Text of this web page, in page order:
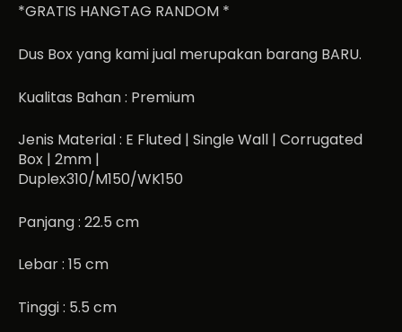
*GRATIS HANGTAG RANDOM *
Dus Box yang kami jual merupakan barang BARU.
Kualitas Bahan : Premium
Jenis Material : E Fluted | Single Wall | Corrugated
Box | 2mm |
Duplex310/M150/WK150
Panjang : 22.5 cm
Lebar : 15 cm
Tinggi : 5.5 cm